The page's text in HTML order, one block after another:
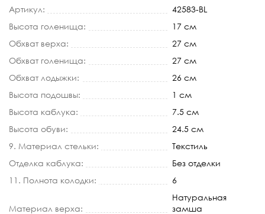
Артикул:
42583-BL
Высота голенища:
17 см
Обхват верха:
27 см
Обхват голенища:
27 см
Обхват лодыжки:
26 см
Высота подошвы:
1 см
Высота каблука:
7.5 см
Высота обуви:
24.5 см
9. Материал стельки:
Текстиль
Отделка каблука:
Без отделки
11. Полнота колодки:
6
Материал верха:
Натуральная
замша